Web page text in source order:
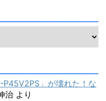
P45V2PS」が壊れた！な
治 より